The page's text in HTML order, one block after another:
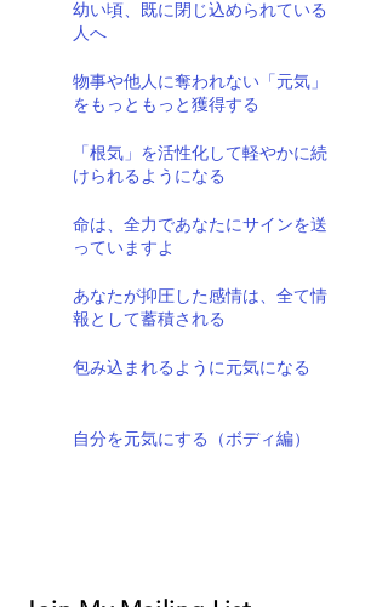
幼い頃、既に閉じ込められている
人へ
物事や他人に奪われない「元気」
をもっともっと獲得する
「根気」を活性化して軽やかに続
けられるようになる
命は、全力であなたにサインを送
っていますよ
あなたが抑圧した感情は、全て情
報として蓄積される
包み込まれるように元気になる
自分を元気にする（ボディ編）